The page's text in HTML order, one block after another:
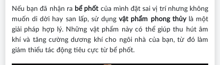
Nếu bạn đã nhận ra bể phốtcủa mình đặt sai vị trí nhưng không
muốn di dời hay san lấp, sử dụngvật phẩm phong thủylà một
giải pháp hợp lý. Những vật phẩm này có thể giúp thu hút âm
khí và tăng cường dương khí cho ngôi nhà của bạn, từ đó làm
giảm thiểu tác động tiêu cực từ bể phốt.